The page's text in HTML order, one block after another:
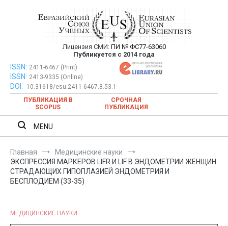
Евразийский Союз Ученых —
публикация научных статей в
ежемесячном научном журнале
Лицензия СМИ: ПИ № ФС77-63060
Публикуется с 2014 года
Евразийский Союз Ученых — публикация научных статей в
ежемесячном научном журнале
ISSN: 2411-6467 (Print)
ISSN: 2413-9335 (Online)
DOI:
10.31618/esu.2411-6467.8.53.1
ПУБЛИКАЦИЯ В
SCOPUS
СРОЧНАЯ
ПУБЛИКАЦИЯ
MENU
Главная
Медицинские науки
ЭКСПРЕССИЯ МАРКЕРОВ LIFR И LIF В ЭНДОМЕТРИИ ЖЕНЩИН
СТРАДАЮЩИХ ГИПОПЛАЗИЕЙ ЭНДОМЕТРИЯ И
БЕСПЛОДИЕМ (33-35)
МЕДИЦИНСКИЕ НАУКИ